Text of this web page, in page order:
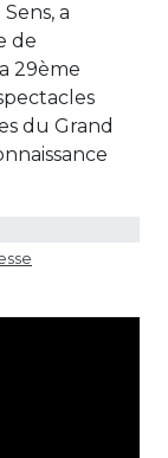
a
de
29ème
du Grand